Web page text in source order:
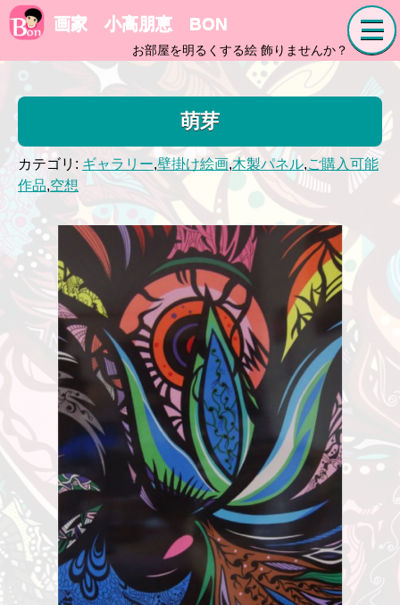
画家 小高朋恵 BON
お部屋を明るくする絵 飾りませんか？
萌芽
カテゴリ: ギャラリー,壁掛け絵画,木製パネル,ご購入可能
作品,空想